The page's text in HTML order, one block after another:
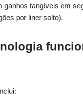
ganhos tangíveis em
por liner solto).